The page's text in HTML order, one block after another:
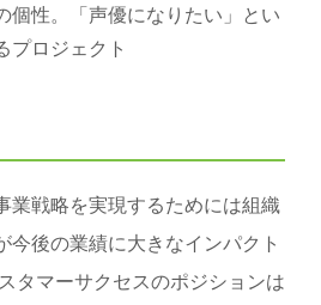
個性。「声優になりたい」とい
プロジェクト
業戦略を実現するためには組織
今後の業績に大きなインパクト
タマーサクセスのポジションは